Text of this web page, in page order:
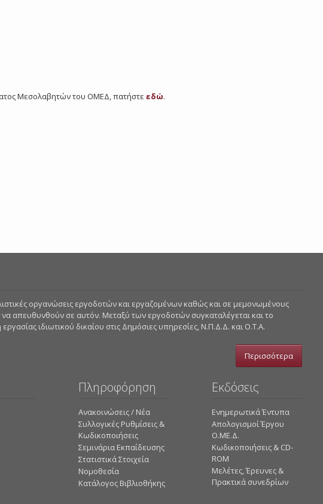
Μεσολαβητών του ΟΜΕΔ, πατήστε εδώ.
οργανώσεις εργοδοτών και εργαζομένων καθώς και σε μεμονωμένους
απευθυνθούν σε αυτόν. Μεταξύ των εργοδοτών συγκαταλέγεται και το
ιδιωτικού δικαίου στις Δημόσιες υπηρεσίες, Ν.Π.Δ.Δ. και Ο.Τ.Α.
Περισσότερα
Πληροφόρηση
Ανακοινώσεις / Νέα
Συλλογικές Ρυθμίσεις &
Κωδικοποιήσεις
Σεμινάρια Εκπαίδευσης
Στατιστικά Στοιχεία
Νομοθεσία
Κατάλογος Βιβλιοθήκης
Εκδόσεις
Ενημερωτικά Έντυπα
Απολογισμοί Έργου
Ο.ΜΕ.Δ.
Κωδικοποιήσεις & CD-
ROM
Mελέτες, Έρευνες &
Πρακτικά συνεδρίων